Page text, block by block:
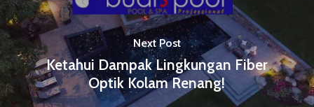
Next Post
Ketahui Dampak Lingkungan Fiber
Optik Kolam Renang!